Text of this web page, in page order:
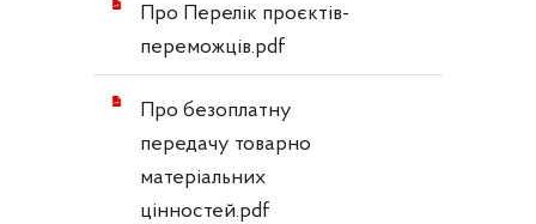
Про Перелік проєктів-
переможців.pdf
Про безоплатну
передачу товарно
матеріальних
цінностей.pdf